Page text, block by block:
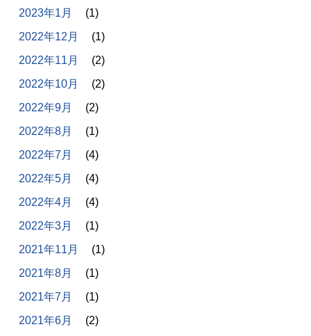
2023年1月
(1)
2022年12月
(1)
2022年11月
(2)
2022年10月
(2)
2022年9月
(2)
2022年8月
(1)
2022年7月
(4)
2022年5月
(4)
2022年4月
(4)
2022年3月
(1)
2021年11月
(1)
2021年8月
(1)
2021年7月
(1)
2021年6月
(2)